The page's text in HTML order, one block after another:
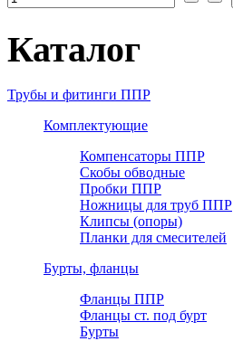
Каталог
Трубы и фитинги ППР
Комплектующие
Компенсаторы ППР
Скобы обводные
Пробки ППР
Ножницы для труб ППР
Клипсы (опоры)
Планки для смесителей
Бурты, фланцы
Фланцы ППР
Фланцы ст. под бурт
Бурты